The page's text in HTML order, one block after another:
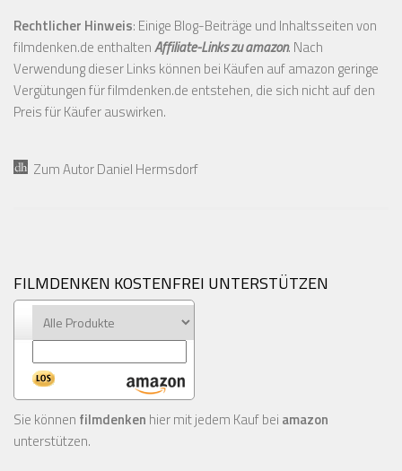
Rechtlicher Hinweis: Einige Blog-Beiträge und Inhaltsseiten von
filmdenken.de enthaltenAffiliate-Links zu amazon. Nach
Verwendung dieser Links können bei Käufen auf amazon geringe
Vergütungen für filmdenken.de entstehen, die sich nicht auf den
Preis für Käufer auswirken.
Zum Autor Daniel Hermsdorf
FILMDENKEN KOSTENFREI UNTERSTÜTZEN
Sie können filmdenken hier mit jedem Kauf bei amazon
unterstützen.